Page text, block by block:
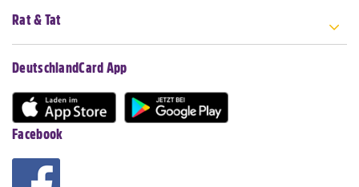
Rat & Tat
DeutschlandCard App
Facebook